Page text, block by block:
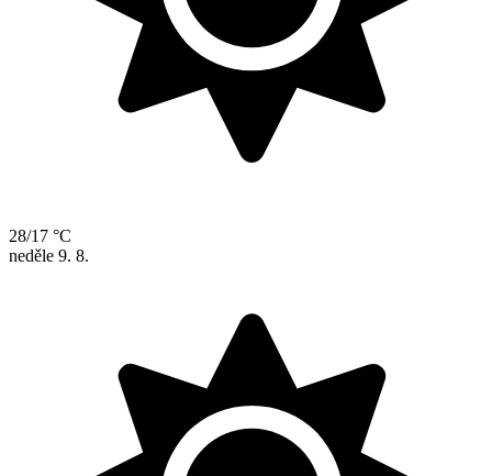
28/17 °C
neděle 9. 8.